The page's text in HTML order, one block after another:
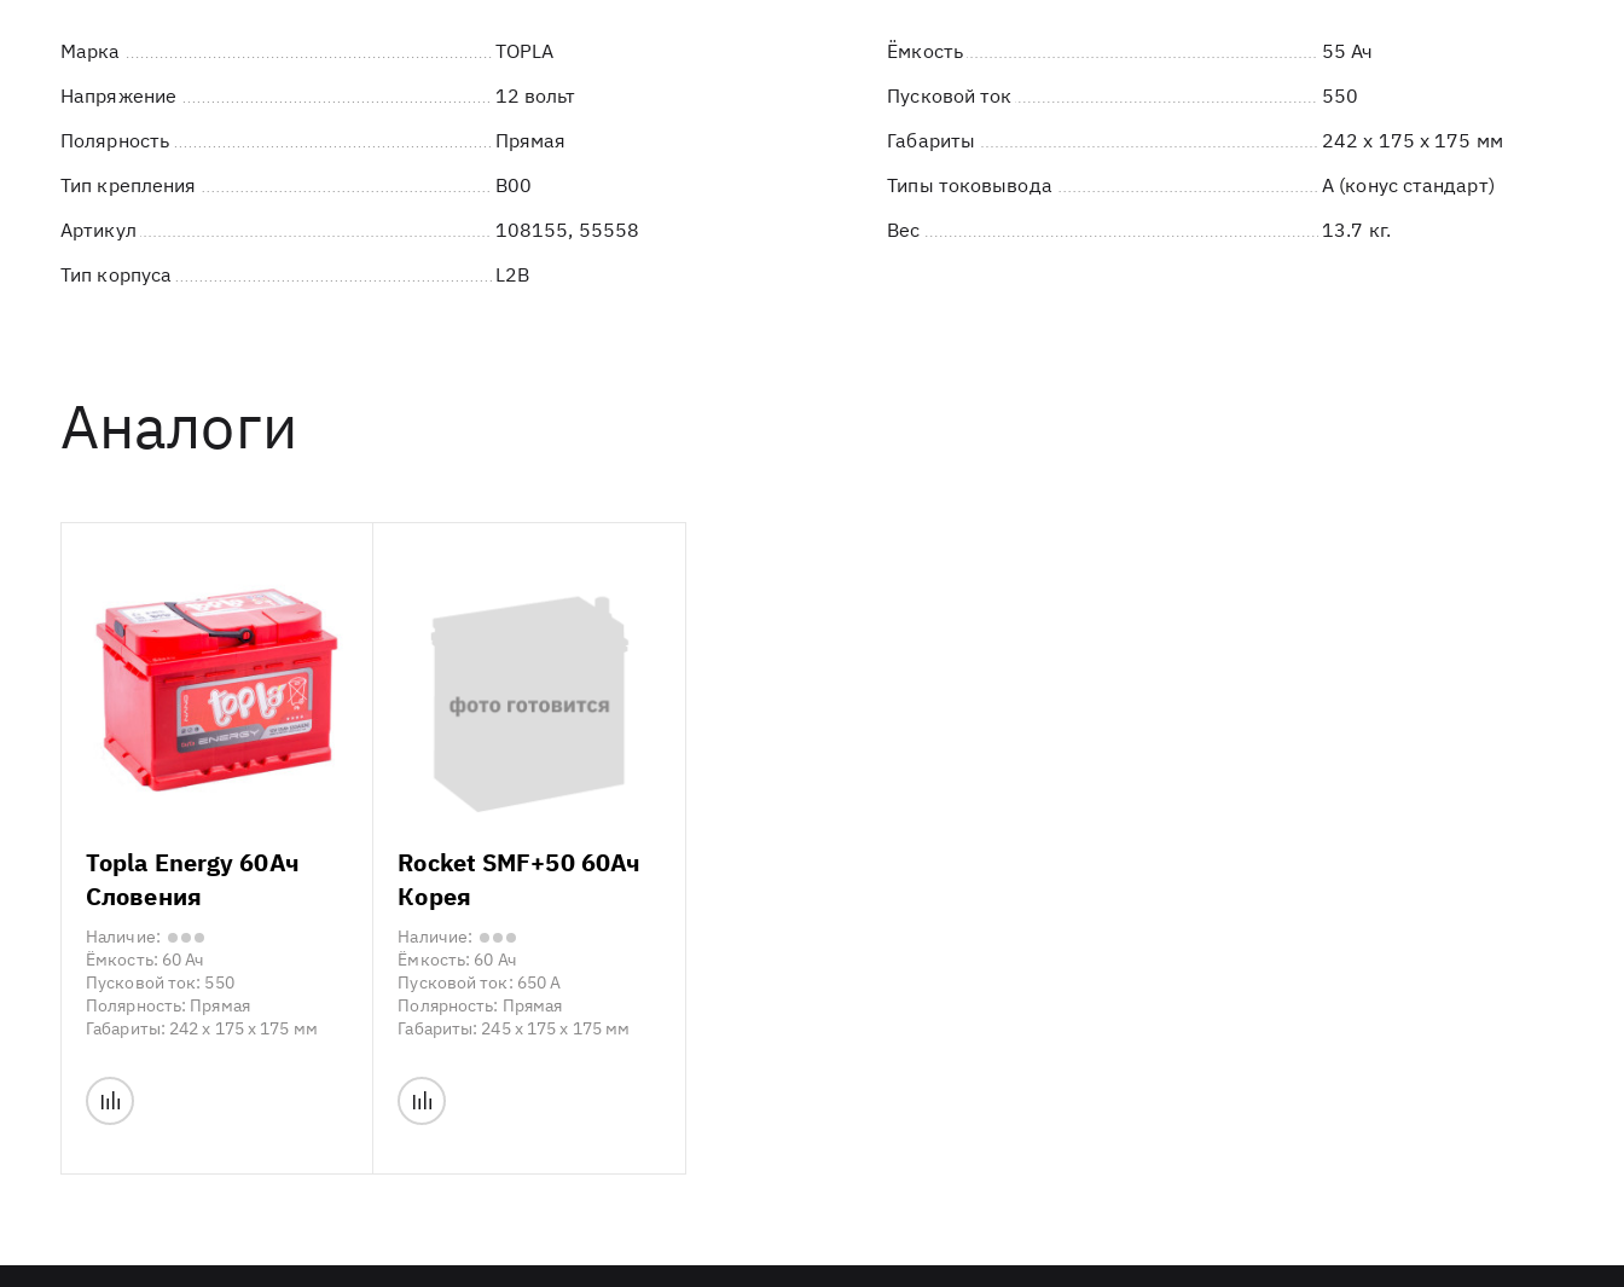
Марка TOPLA Ёмкость
55 Ач
Напряжение
12 вольт Пусковой ток
550
Полярность
Прямая Габариты
242 x 175 x 175 мм
Тип крепления
B00 Типы токовывода
A (конус стандарт)
Артикул
108155, 55558 Вес
13.7 кг.
Тип корпуса
L2B
Аналоги
Topla Energy 60Ач
Словения
Наличие:
Ёмкость: 60 Ач
Пусковой ток: 550
Полярность: Прямая
Габариты: 242 x 175 x 175 мм
Rocket SMF+50 60Ач
Корея
Наличие:
Ёмкость: 60 Ач
Пусковой ток: 650 А
Полярность: Прямая
Габариты: 245 x 175 x 175 мм